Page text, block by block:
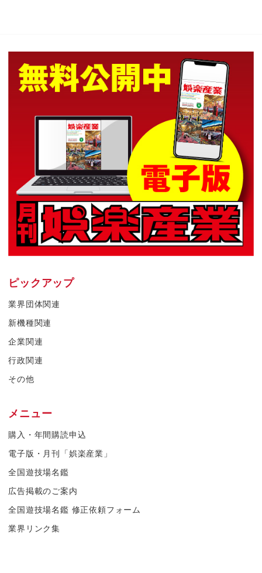
ピックアップ
業界団体関連
新機種関連
企業関連
行政関連
その他
メニュー
購入・年間購読申込
電子版・月刊「娯楽産業」
全国遊技場名鑑
広告掲載のご案内
全国遊技場名鑑 修正依頼フォーム
業界リンク集